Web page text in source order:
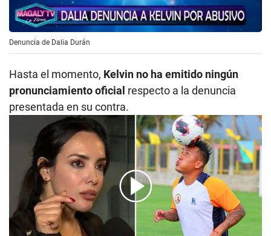
Denuncia de Dalia Durán
Hasta el momento, Kelvin no ha emitido ningún
pronunciamiento oficial respecto a la denuncia
presentada en su contra.